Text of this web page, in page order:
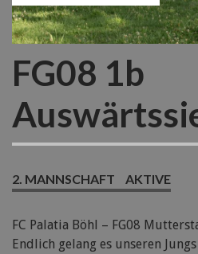
FG08 1b
2. MANNSCHAFT AKTIVE
FC Palatia Böhl – FG08
Endlich gelang es unseren